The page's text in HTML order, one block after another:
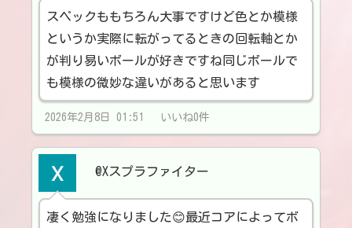
スペックももちろん大事ですけど色とか模様
というか実際に転がってるときの回転軸とか
が判り易いボールが好きですね同じボールで
も模様の微妙な違いがあると思います
2026年2月8日 01:51 いいね0件
@Xスプラファイター
凄く勉強になりました😊最近コアによってボ